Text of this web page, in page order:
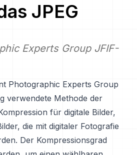
JPEG
Experts Group JFIF-
Photographic Experts Group
verwendete Methode der
für digitale Bilder,
die mit digitaler Fotografie
Der Kompressionsgrad